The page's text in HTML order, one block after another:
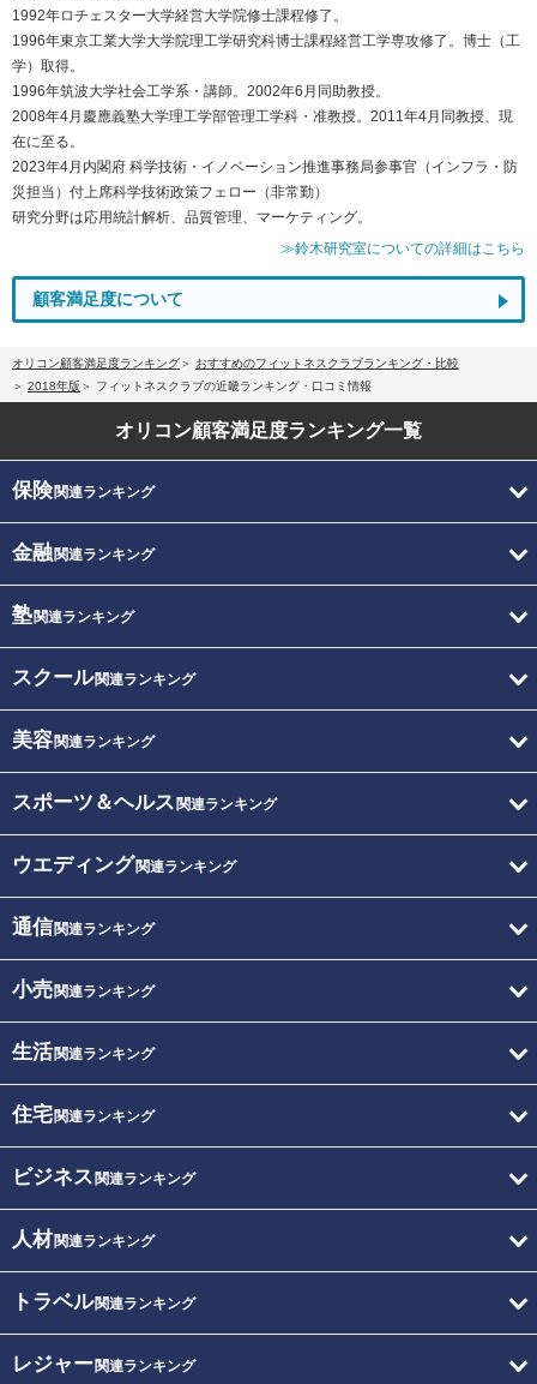
1992年ロチェスター大学経営大学院修士課程修了。
1996年東京工業大学大学院理工学研究科博士課程経営工学専攻修了。博士（工
学）取得。
1996年筑波大学社会工学系・講師。2002年6月同助教授。
2008年4月慶應義塾大学理工学部管理工学科・准教授。2011年4月同教授、現
在に至る。
2023年4月内閣府 科学技術・イノベーション推進事務局参事官（インフラ・防
災担当）付上席科学技術政策フェロー（非常勤）
研究分野は応用統計解析、品質管理、マーケティング。
≫鈴木研究室についての詳細はこちら
顧客満足度について
オリコン顧客満足度ランキング
おすすめのフィットネスクラブランキング・比較
2018年版
フィットネスクラブの近畿ランキング・口コミ情報
オリコン顧客満足度ランキング一覧
保険関連ランキング
金融関連ランキング
塾関連ランキング
スクール関連ランキング
美容関連ランキング
スポーツ＆ヘルス 関連ランキング
ウエディング関連ランキング
通信関連ランキング
小売関連ランキング
生活関連ランキング
住宅関連ランキング
ビジネス 関連ランキング
人材関連ランキング
トラベル関連ランキング
レジャー関連ランキング